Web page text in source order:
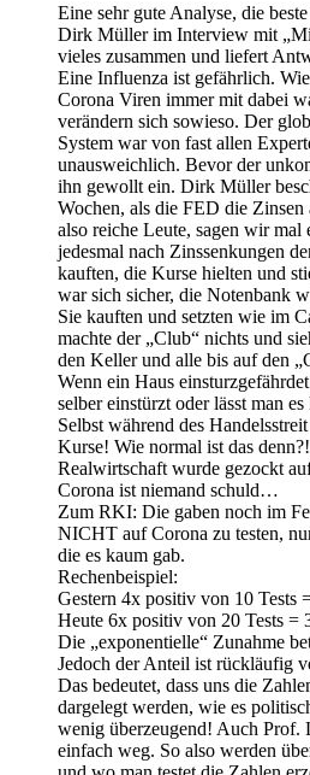
Eine sehr gute Analyse, die
Dirk Müller im Interview mit
vieles zusammen und liefert
Eine Influenza ist gefährlich.
Corona Viren immer mit dabei
verändern sich sowieso. Der
System war von fast allen
unausweichlich. Bevor der
ihn gewollt ein. Dirk Müller
Wochen, als die FED die
also reiche Leute, sagen wir
jedesmal nach Zinssenkungen
kauften, die Kurse hielten und
war sich sicher, die Notenbank
Sie kauften und setzten wie im
machte der „Club“ nichts und
den Keller und alle bis auf den
Wenn ein Haus
selber einstürzt oder lässt man
Selbst während des
Kurse! Wie normal ist das
Realwirtschaft wurde gezockt
Corona ist niemand schuld…
Zum RKI: Die gaben noch im
NICHT auf Corona zu testen,
die es kaum gab.
Rechenbeispiel:
Gestern 4x positiv von 10 Tests
Heute 6x positiv von 20 Tests =
Die „exponentielle“ Zunahme
Jedoch der Anteil ist rückläufig
Das bedeutet, dass uns die
dargelegt werden, wie es
wenig überzeugend! Auch Prof.
einfach weg. So also werden